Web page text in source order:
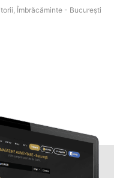
Îmbrăcăminte - Bucureşti